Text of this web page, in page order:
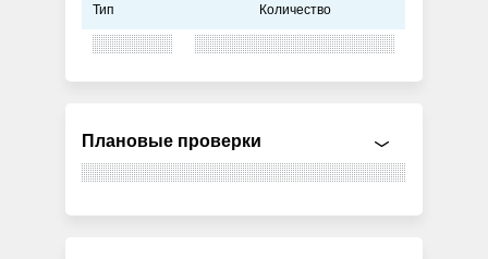
Тип Количество
Плановые проверки